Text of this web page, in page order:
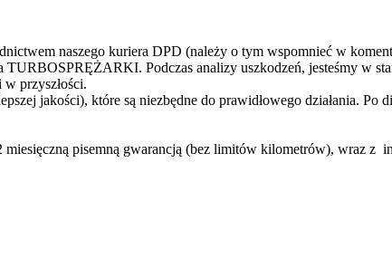
naszego kuriera DPD (należy o tym wspomnieć w
Podczas analizy uszkodzeń, jesteśmy w
przyszłości.
jakości), które są niezbędne do prawidłowego działania.
miesięczną pisemną gwarancją (bez limitów kilometrów), wraz z